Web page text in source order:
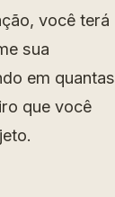
você terá
sua
em quantas
que você